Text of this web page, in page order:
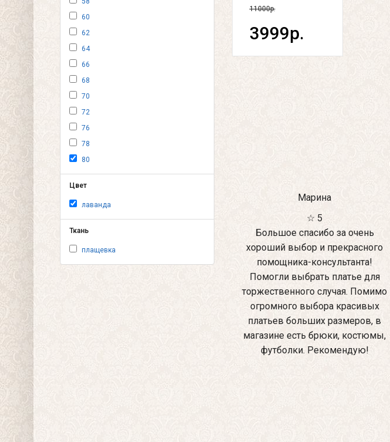
60
62
64
66
68
70
72
76
78
80
Цвет
лаванда
Ткань
плащевка
11000р.
3999р.
Марина
☆ 5
Большое спасибо за очень
хороший выбор и прекрасного
помощника-консультанта!
Помогли выбрать платье для
торжественного случая. Помимо
огромного выбора красивых
платьев больших размеров, в
магазине есть брюки, костюмы,
футболки. Рекомендую!